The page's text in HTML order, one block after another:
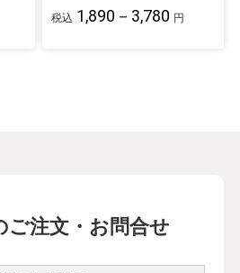
税込 1,890－3,780 円
ご注文・お問合せ